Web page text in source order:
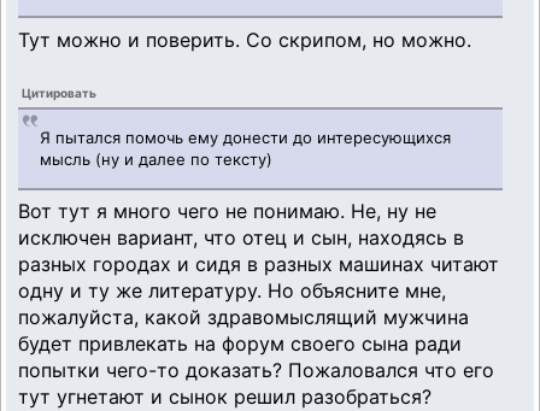
Тут можно и поверить. Со скрипом, но можно.
Цитировать
Я пытался помочь ему донести до интересующихся
мысль (ну и далее по тексту)
Вот тут я много чего не понимаю. Не, ну не
исключен вариант, что отец и сын, находясь в
разных городах и сидя в разных машинах читают
одну и ту же литературу. Но объясните мне,
пожалуйста, какой здравомыслящий мужчина
будет привлекать на форум своего сына ради
попытки чего-то доказать? Пожаловался что его
тут угнетают и сынок решил разобраться?